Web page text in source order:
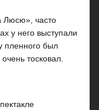
Люсю», часто
у него выступали
пленного был
тосковал.